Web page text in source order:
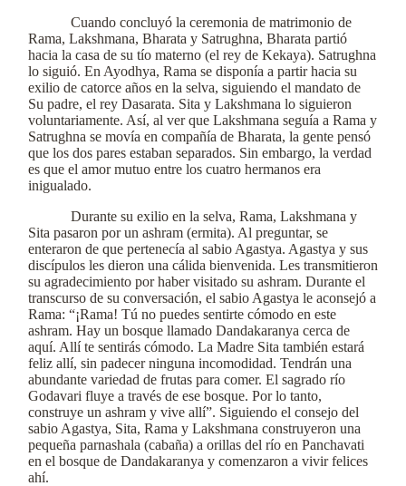
Cuando concluyó la ceremonia de matrimonio de
Rama, Lakshmana, Bharata y Satrughna, Bharata partió
hacia la casa de su tío materno (el rey de Kekaya). Satrughna
lo siguió. En Ayodhya, Rama se disponía a partir hacia su
exilio de catorce años en la selva, siguiendo el mandato de
Su padre, el rey Dasarata. Sita y Lakshmana lo siguieron
voluntariamente. Así, al ver que Lakshmana seguía a Rama y
Satrughna se movía en compañía de Bharata, la gente pensó
que los dos pares estaban separados. Sin embargo, la verdad
es que el amor mutuo entre los cuatro hermanos era
inigualado.
Durante su exilio en la selva, Rama, Lakshmana y
Sita pasaron por un ashram (ermita). Al preguntar, se
enteraron de que pertenecía al sabio Agastya. Agastya y sus
discípulos les dieron una cálida bienvenida. Les transmitieron
su agradecimiento por haber visitado su ashram. Durante el
transcurso de su conversación, el sabio Agastya le aconsejó a
Rama: “¡Rama! Tú no puedes sentirte cómodo en este
ashram. Hay un bosque llamado Dandakaranya cerca de
aquí. Allí te sentirás cómodo. La Madre Sita también estará
feliz allí, sin padecer ninguna incomodidad. Tendrán una
abundante variedad de frutas para comer. El sagrado río
Godavari fluye a través de ese bosque. Por lo tanto,
construye un ashram y vive allí”. Siguiendo el consejo del
sabio Agastya, Sita, Rama y Lakshmana construyeron una
pequeña parnashala (cabaña) a orillas del río en Panchavati
en el bosque de Dandakaranya y comenzaron a vivir felices
ahí.